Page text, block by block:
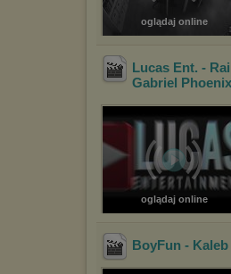
oglądaj online
Lucas Ent. -
Gabriel
oglądaj online
BoyFun -